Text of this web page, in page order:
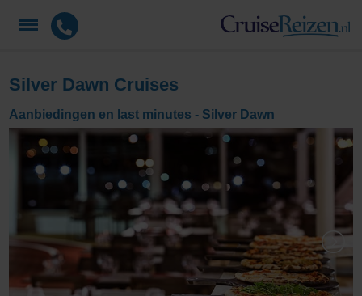
Silver Dawn Cruises
Aanbiedingen en last minutes - Silver Dawn